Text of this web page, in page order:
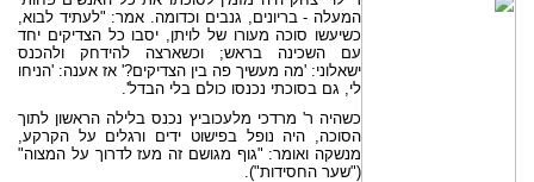
המעלה - בריונים, גנבים וכדומה. אמר: "לעתיד לבוא,
כשיעשו סוכה מעורו של לויתן, יסבו כל הצדיקים יחד
עם השכינה בראש; וכשארצה להידחק ולהכנס
ישאלוני: 'מה מעשיך פה בין הצדיקים?' אז אענה: 'הניחו
לי, גם בסוכתי נכנסו כולם בלי הבדל'.
כשהיה ר' מרדכי מלעכוביץ נכנס בלילה הראשון לתוך
הסוכה, היה נופל בפישוט ידים ורגלים על הקרקע,
מנשקה ואומר: "גוף מגושם זה מעז לדרוך על המצוה"
("שער החסידות").